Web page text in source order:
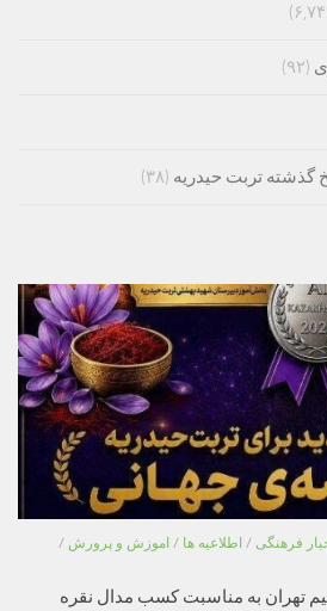
(۹۲)
گذشته تربت حیدریه (۳۸)
فرهنگی / اطلاعیه ها / اموزش و پرورش /
تهران به مناسبت کسب مدال نقره